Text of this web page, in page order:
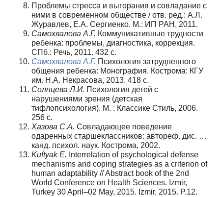
Проблемы стресса и выгорания и совладание с
ними в современном обществе / отв. ред.: А.Л.
Журавлев, Е.А. Сергиенко. М.: ИП РАН, 2011.
Самохвалова А.Г. Коммуникативные трудности
ребенка: проблемы, диагностика, коррекция.
СПб.: Речь, 2011. 432 с.
Самохвалова А.Г. Психология затрудненного
общения ребенка: Монография. Кострома: КГУ
им. Н.А. Некрасова, 2013. 418 с.
Солнцева Л.И. Психология детей с
нарушениями зрения (детская
тифлопсихология). М. : Классике Стиль, 2006.
256 с.
Хазова С.А. Совладающее поведение
одаренных старшеклассников: автореф. дис. …
канд. психол. наук. Кострома, 2002.
Kuftyak E. Interrelation of psychological defense
mechanisms and coping strategies as a criterion of
human adaptability // Abstract book of the 2nd
World Conference on Health Sciences. Izmir,
Turkey 30 April–02 May, 2015. Izmir, 2015. P.12.